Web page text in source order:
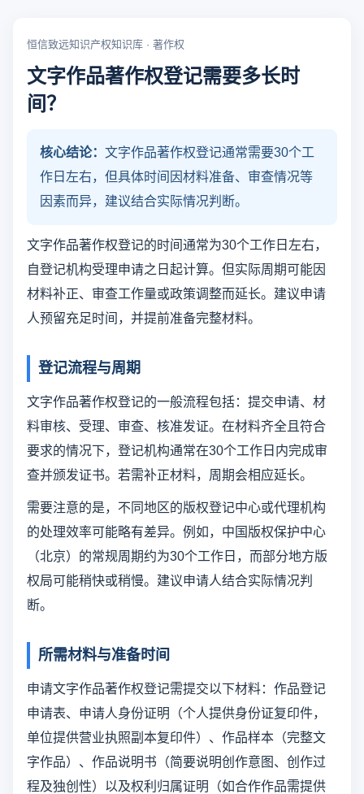
恒信致远知识产权知识库 · 著作权
文字作品著作权登记需要多长时
间？
核心结论： 文字作品著作权登记通常需要30个工
作日左右，但具体时间因材料准备、审查情况等
因素而异，建议结合实际情况判断。
文字作品著作权登记的时间通常为30个工作日左右，
自登记机构受理申请之日起计算。但实际周期可能因
材料补正、审查工作量或政策调整而延长。建议申请
人预留充足时间，并提前准备完整材料。
登记流程与周期
文字作品著作权登记的一般流程包括：提交申请、材
料审核、受理、审查、核准发证。在材料齐全且符合
要求的情况下，登记机构通常在30个工作日内完成审
查并颁发证书。若需补正材料，周期会相应延长。
需要注意的是，不同地区的版权登记中心或代理机构
的处理效率可能略有差异。例如，中国版权保护中心
（北京）的常规周期约为30个工作日，而部分地方版
权局可能稍快或稍慢。建议申请人结合实际情况判
断。
所需材料与准备时间
申请文字作品著作权登记需提交以下材料：作品登记
申请表、申请人身份证明（个人提供身份证复印件，
单位提供营业执照副本复印件）、作品样本（完整文
字作品）、作品说明书（简要说明创作意图、创作过
程及独创性）以及权利归属证明（如合作作品需提供